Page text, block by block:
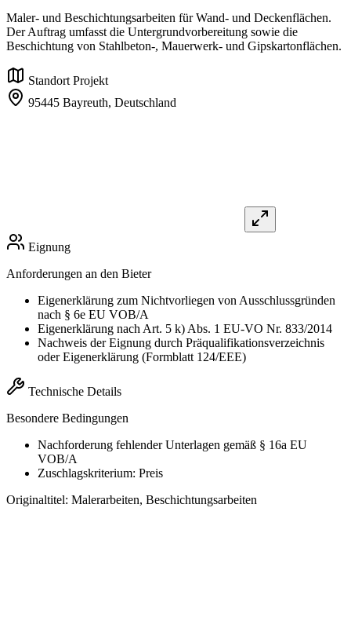
Maler- und Beschichtungsarbeiten für Wand- und Deckenflächen.
Der Auftrag umfasst die Untergrundvorbereitung sowie die
Beschichtung von Stahlbeton-, Mauerwerk- und Gipskartonflächen.
Standort Projekt
95445 Bayreuth, Deutschland
Eignung
Anforderungen an den Bieter
Eigenerklärung zum Nichtvorliegen von Ausschlussgründen
nach § 6e EU VOB/A
Eigenerklärung nach Art. 5 k) Abs. 1 EU-VO Nr. 833/2014
Nachweis der Eignung durch Präqualifikationsverzeichnis
oder Eigenerklärung (Formblatt 124/EEE)
Technische Details
Besondere Bedingungen
Nachforderung fehlender Unterlagen gemäß § 16a EU
VOB/A
Zuschlagskriterium: Preis
Originaltitel: Malerarbeiten, Beschichtungsarbeiten